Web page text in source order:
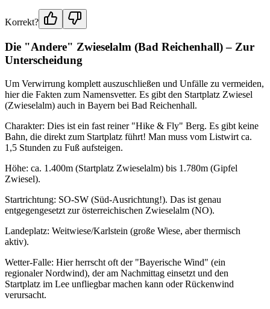
Korrekt?
Die "Andere" Zwieselalm (Bad Reichenhall) – Zur
Unterscheidung
Um Verwirrung komplett auszuschließen und Unfälle zu vermeiden,
hier die Fakten zum Namensvetter. Es gibt den Startplatz Zwiesel
(Zwieselalm) auch in Bayern bei Bad Reichenhall.
Charakter: Dies ist ein fast reiner "Hike & Fly" Berg. Es gibt keine
Bahn, die direkt zum Startplatz führt! Man muss vom Listwirt ca.
1,5 Stunden zu Fuß aufsteigen.
Höhe: ca. 1.400m (Startplatz Zwieselalm) bis 1.780m (Gipfel
Zwiesel).
Startrichtung: SO-SW (Süd-Ausrichtung!). Das ist genau
entgegengesetzt zur österreichischen Zwieselalm (NO).
Landeplatz: Weitwiese/Karlstein (große Wiese, aber thermisch
aktiv).
Wetter-Falle: Hier herrscht oft der "Bayerische Wind" (ein
regionaler Nordwind), der am Nachmittag einsetzt und den
Startplatz im Lee unfliegbar machen kann oder Rückenwind
verursacht.